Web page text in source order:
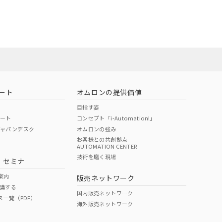
O O
ト
ト
パンデスク
セミナ
内
する
覧（PDF）
オムロンの提供価値
目指す姿
コンセプト「i-Automation!」
オムロンの強み
お客様との共創拠点
AUTOMATION CENTER
技術を磨く現場
販売ネットワーク
国内販売ネットワーク
海外販売ネットワーク